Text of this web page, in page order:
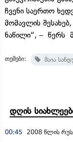
ჩვენი საერთო
მომავლის
ნაწილი“, – წერს
თემები: მაია
დღის
00:45 2008 წლის